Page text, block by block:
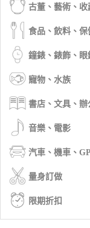
古董、藝術、收
食品、飲料、保
鐘錶、錶飾、眼
寵物、水族
書店、文具、辦
音樂、電影
汽車、機車、
量身訂做
限期折扣